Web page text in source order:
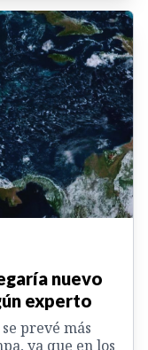
nuevo
experto
prevé más
ya que en los